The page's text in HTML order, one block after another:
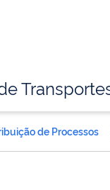
de Processos